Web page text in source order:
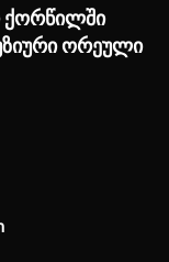
ქორწილში
ორეული